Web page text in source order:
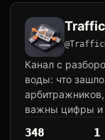
Канал с
воды: что
важны цифры и
348 1